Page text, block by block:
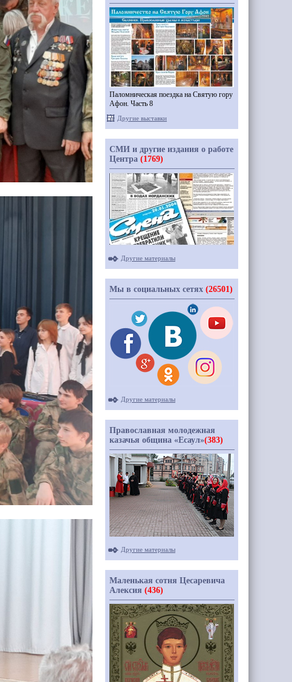
Паломническая поездка на Святую гору
Афон. Часть 8
Другие выставки
СМИ и другие издания о работе
Центра (1769)
Другие материалы
Мы в социальных сетях (26501)
Другие материалы
Православная молодежная
казачья община «Есаул»(383)
Другие материалы
Маленькая сотня Цесаревича
Алексия (436)